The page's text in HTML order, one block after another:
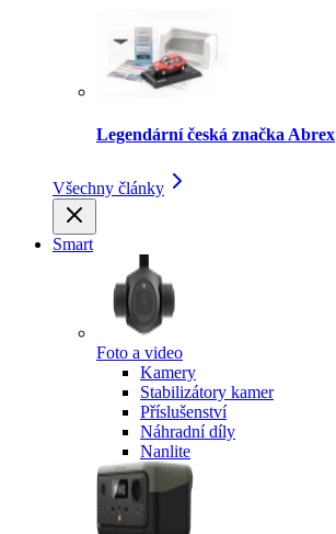
Legendární česká značka Abrex
Všechny články
Smart
Foto a video
Kamery
Stabilizátory kamer
Příslušenství
Náhradní díly
Nanlite